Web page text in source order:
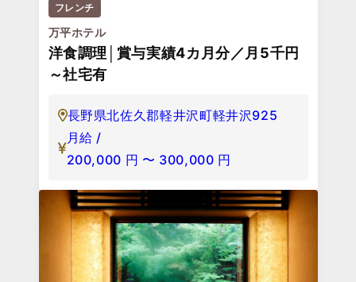
フレンチ
万平ホテル
洋食調理│賞与実績4カ月分／月5千円
～社宅有
長野県北佐久郡軽井沢町軽井沢925
月給 /
200,000 円 〜 300,000 円